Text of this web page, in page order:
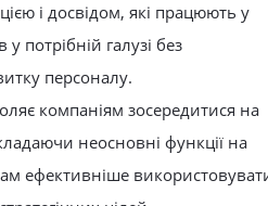
і досвідом, які працюють у
потрібній галузі без
персоналу.
компаніям зосередитися на
неосновні функції на
ефективніше